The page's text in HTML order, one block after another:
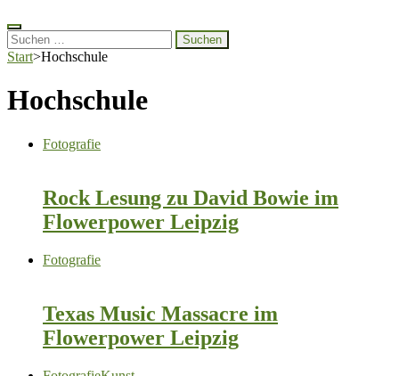
Suchen
nach:
Start>Hochschule
Hochschule
Fotografie
Rock Lesung zu David Bowie im
Flowerpower Leipzig
Fotografie
Texas Music Massacre im
Flowerpower Leipzig